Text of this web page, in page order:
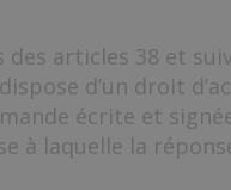
articles 38 et
d’un droit
écrite et
à laquelle la